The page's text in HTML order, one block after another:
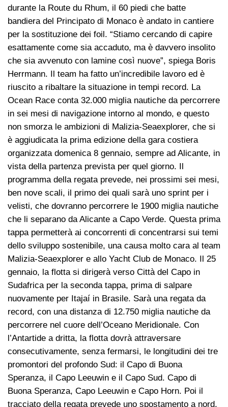
durante la Route du Rhum, il 60 piedi che batte
bandiera del Principato di Monaco è andato in cantiere
per la sostituzione dei foil. “Stiamo cercando di capire
esattamente come sia accaduto, ma è davvero insolito
che sia avvenuto con lamine così nuove”, spiega Boris
Herrmann. Il team ha fatto un’incredibile lavoro ed è
riuscito a ribaltare la situazione in tempi record. La
Ocean Race conta 32.000 miglia nautiche da percorrere
in sei mesi di navigazione intorno al mondo, e questo
non smorza le ambizioni di Malizia-Seaexplorer, che si
è aggiudicata la prima edizione della gara costiera
organizzata domenica 8 gennaio, sempre ad Alicante, in
vista della partenza prevista per quel giorno. Il
programma della regata prevede, nei prossimi sei mesi,
ben nove scali, il primo dei quali sarà uno sprint per i
velisti, che dovranno percorrere le 1900 miglia nautiche
che li separano da Alicante a Capo Verde. Questa prima
tappa permetterà ai concorrenti di concentrarsi sui temi
dello sviluppo sostenibile, una causa molto cara al team
Malizia-Seaexplorer e allo Yacht Club de Monaco. Il 25
gennaio, la flotta si dirigerà verso Città del Capo in
Sudafrica per la seconda tappa, prima di salpare
nuovamente per Itajaí in Brasile. Sarà una regata da
record, con una distanza di 12.750 miglia nautiche da
percorrere nel cuore dell’Oceano Meridionale. Con
l’Antartide a dritta, la flotta dovrà attraversare
consecutivamente, senza fermarsi, le longitudini dei tre
promontori del profondo Sud: il Capo di Buona
Speranza, il Capo Leeuwin e il Capo Sud. Capo di
Buona Speranza, Capo Leeuwin e Capo Horn. Poi il
tracciato della regata prevede uno spostamento a nord,